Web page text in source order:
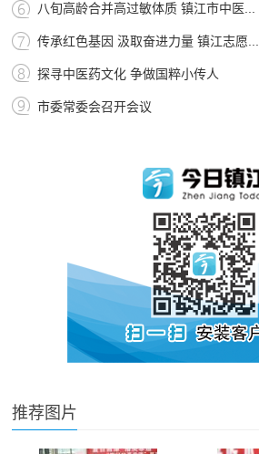
八旬高龄合并高过敏体质 镇江市中医...
传承红色基因 汲取奋进力量 镇江志愿...
探寻中医药文化 争做国粹小传人
市委常委会召开会议
推荐图片